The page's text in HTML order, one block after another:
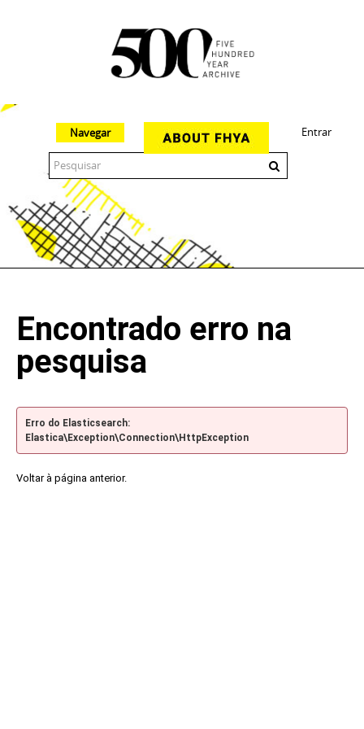
Entrar
Navegar
Encontrado erro na
pesquisa
Erro do Elasticsearch:
Elastica\Exception\Connection\HttpException
Voltar à página anterior.